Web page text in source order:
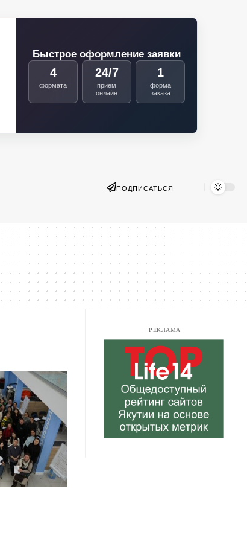
Быстрое оформление заявки
4
формата
24/7
прием
онлайн
1
форма
заказа
ПОДПИСАТЬСЯ
- РЕКЛАМА-